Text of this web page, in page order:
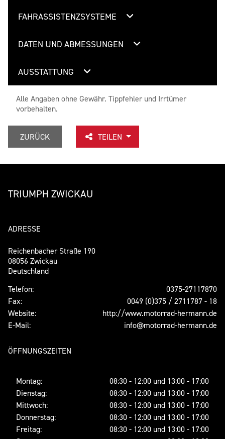
FAHRASSISTENZSYSTEME
DATEN UND ABMESSUNGEN
AUSSTATTUNG
Alle Angaben ohne Gewähr. Tippfehler und Irrtümer
vorbehalten.
ZURÜCK TEILEN
TRIUMPH ZWICKAU
ADRESSE
Reichenbacher Straße 190
08056 Zwickau
Deutschland
Telefon:
0375-27117870
Fax:
0049 (0)375 / 2711787 - 18
Website:
http://www.motorrad-hermann.de
E-Mail:
info@motorrad-hermann.de
ÖFFNUNGSZEITEN
Montag:
08:30 - 12:00 und 13:00 - 17:00
Dienstag:
08:30 - 12:00 und 13:00 - 17:00
Mittwoch:
08:30 - 12:00 und 13:00 - 17:00
Donnerstag:
08:30 - 12:00 und 13:00 - 17:00
Freitag:
08:30 - 12:00 und 13:00 - 17:00